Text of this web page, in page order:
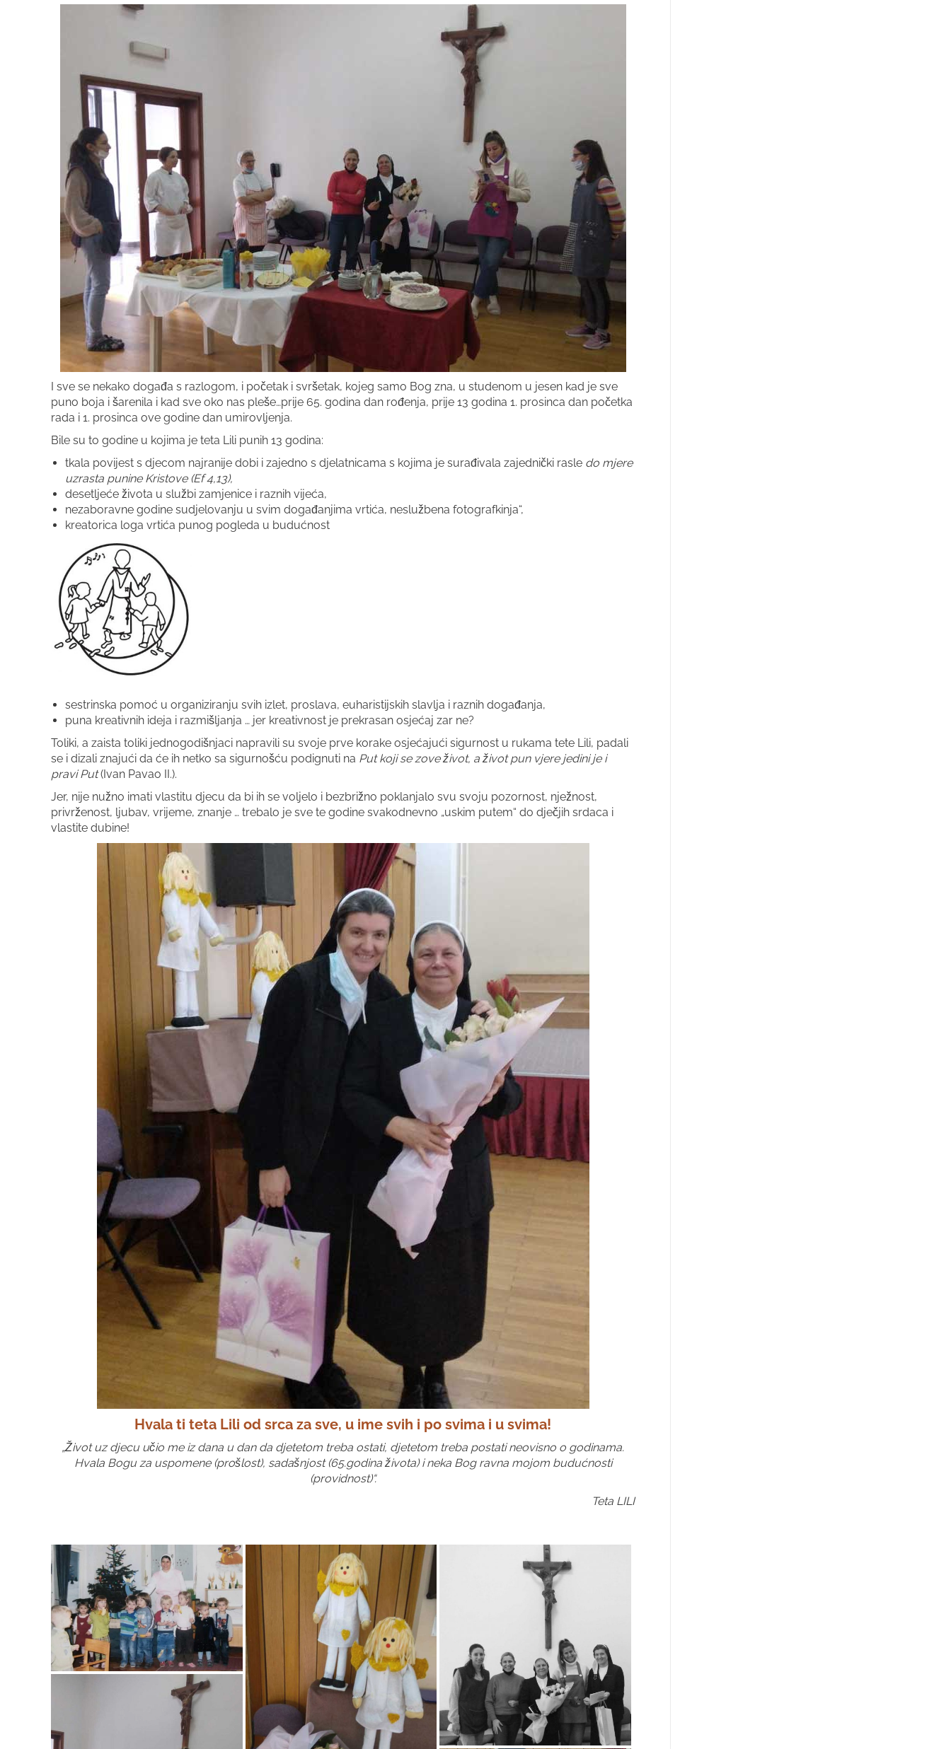
I sve se nekako događa s razlogom, i početak i svršetak, kojeg samo Bog zna, u studenom u jesen kad je sve
puno boja i šarenila i kad sve oko nas pleše…prije 65. godina dan rođenja, prije 13 godina 1. prosinca dan početka
rada i 1. prosinca ove godine dan umirovljenja.
Bile su to godine u kojima je teta Lili punih 13 godina:
tkala povijest s djecom najranije dobi i zajedno s djelatnicama s kojima je surađivala zajednički rasle do mjere
uzrasta punine Kristove (Ef 4,13),
desetljeće života u službi zamjenice i raznih vijeća,
nezaboravne godine sudjelovanju u svim događanjima vrtića, neslužbena fotografkinja“,
kreatorica loga vrtića punog pogleda u budućnost
sestrinska pomoć u organiziranju svih izlet, proslava, euharistijskih slavlja i raznih događanja,
puna kreativnih ideja i razmišljanja … jer kreativnost je prekrasan osjećaj zar ne?
Toliki, a zaista toliki jednogodišnjaci napravili su svoje prve korake osjećajući sigurnost u rukama tete Lili, padali
se i dizali znajući da će ih netko sa sigurnošću podignuti na Put koji se zove život, a život pun vjere jedini je i
pravi Put(Ivan Pavao II.).
Jer, nije nužno imati vlastitu djecu da bi ih se voljelo i bezbrižno poklanjalo svu svoju pozornost, nježnost,
privrženost, ljubav, vrijeme, znanje … trebalo je sve te godine svakodnevno „uskim putem“ do dječjih srdaca i
vlastite dubine!
Hvala ti teta Lili od srca za sve, u ime svih i po svima i u svima!
„Život uz djecu učio me iz dana u dan da djetetom treba ostati, djetetom treba postati neovisno o godinama.
Hvala Bogu za uspomene (prošlost), sadašnjost (65.godina života) i neka Bog ravna mojom budućnosti
(providnost)“.
Teta LILI